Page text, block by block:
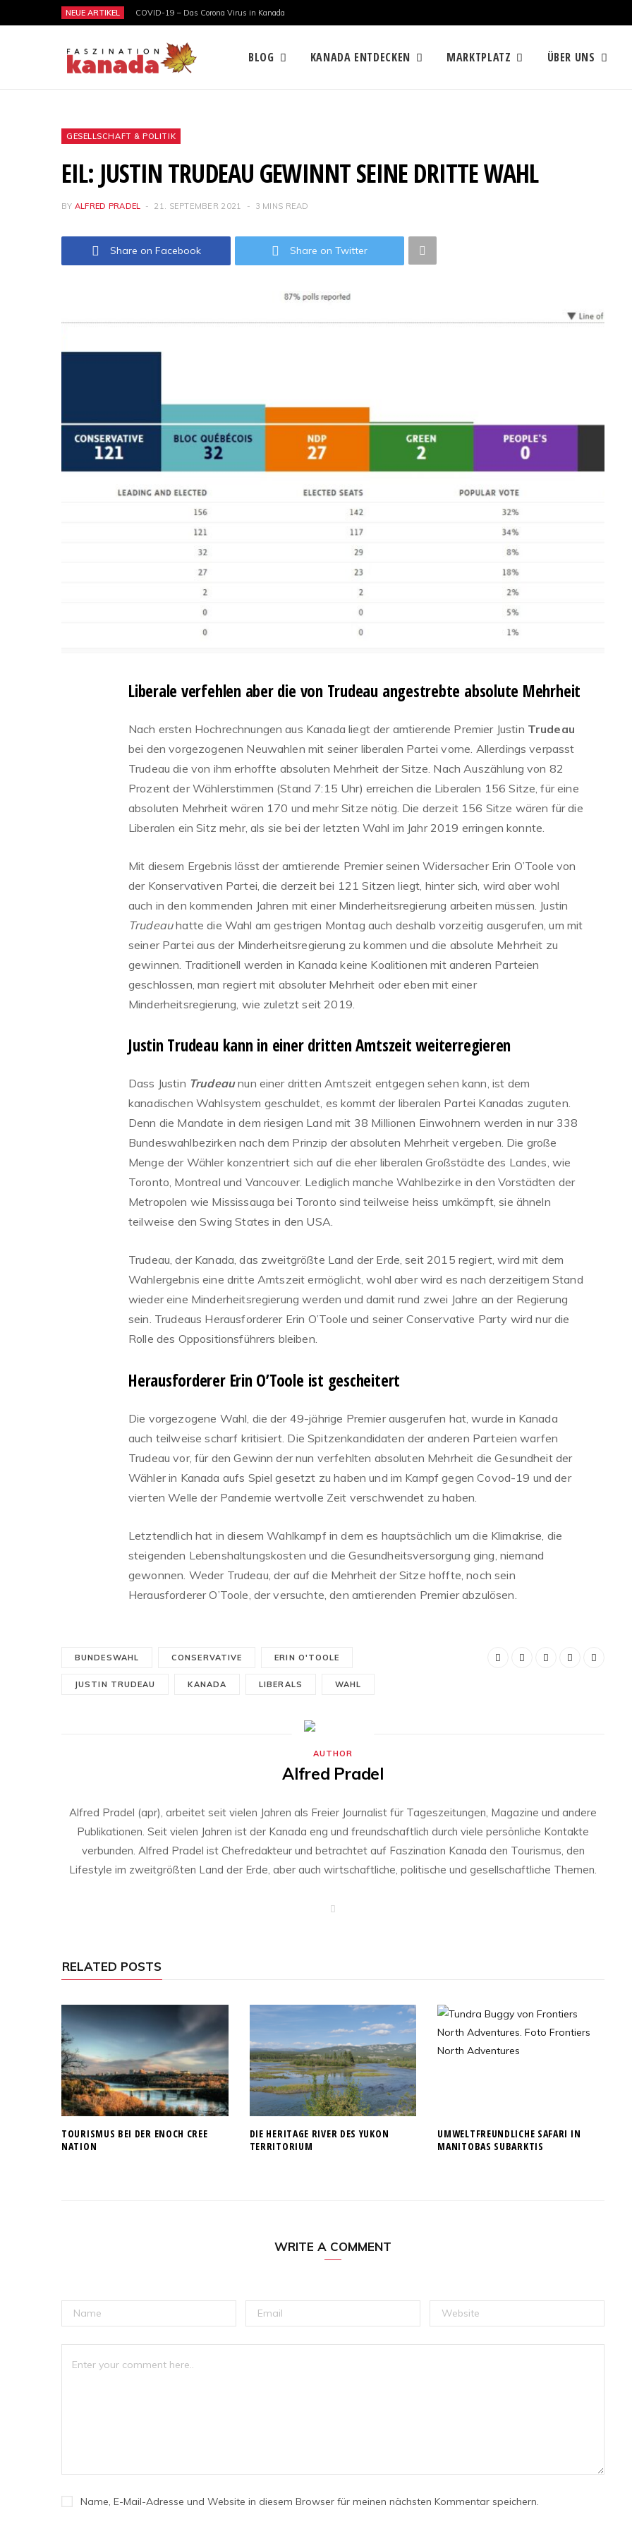
NEUE ARTIKEL COVID-19 – Das Corona Virus in Kanada
BLOG KANADA ENTDECKEN MARKTPLATZ ÜBER UNS
GESELLSCHAFT & POLITIK
EIL: JUSTIN TRUDEAU GEWINNT SEINE DRITTE WAHL
BY ALFRED PRADEL 21. SEPTEMBER 2021 3 MINS READ
Share on Facebook Share on Twitter
Liberale verfehlen aber die von Trudeau angestrebte absolute Mehrheit
Nach ersten Hochrechnungen aus Kanada liegt der amtierende Premier Justin Trudeau
bei den vorgezogenen Neuwahlen mit seiner liberalen Partei vorne. Allerdings verpasst
Trudeau die von ihm erhoffte absoluten Mehrheit der Sitze. Nach Auszählung von 82
Prozent der Wählerstimmen (Stand 7:15 Uhr) erreichen die Liberalen 156 Sitze, für eine
absoluten Mehrheit wären 170 und mehr Sitze nötig. Die derzeit 156 Sitze wären für die
Liberalen ein Sitz mehr, als sie bei der letzten Wahl im Jahr 2019 erringen konnte.
Mit diesem Ergebnis lässt der amtierende Premier seinen Widersacher Erin O’Toole von
der Konservativen Partei, die derzeit bei 121 Sitzen liegt, hinter sich, wird aber wohl
auch in den kommenden Jahren mit einer Minderheitsregierung arbeiten müssen. Justin
Trudeauhatte die Wahl am gestrigen Montag auch deshalb vorzeitig ausgerufen, um mit
seiner Partei aus der Minderheitsregierung zu kommen und die absolute Mehrheit zu
gewinnen. Traditionell werden in Kanada keine Koalitionen mit anderen Parteien
geschlossen, man regiert mit absoluter Mehrheit oder eben mit einer
Minderheitsregierung, wie zuletzt seit 2019.
Justin Trudeau kann in einer dritten Amtszeit weiterregieren
Dass Justin Trudeaunun einer dritten Amtszeit entgegen sehen kann, ist dem
kanadischen Wahlsystem geschuldet, es kommt der liberalen Partei Kanadas zuguten.
Denn die Mandate in dem riesigen Land mit 38 Millionen Einwohnern werden in nur 338
Bundeswahlbezirken nach dem Prinzip der absoluten Mehrheit vergeben. Die große
Menge der Wähler konzentriert sich auf die eher liberalen Großstädte des Landes, wie
Toronto, Montreal und Vancouver. Lediglich manche Wahlbezirke in den Vorstädten der
Metropolen wie Mississauga bei Toronto sind teilweise heiss umkämpft, sie ähneln
teilweise den Swing States in den USA.
Trudeau, der Kanada, das zweitgrößte Land der Erde, seit 2015 regiert, wird mit dem
Wahlergebnis eine dritte Amtszeit ermöglicht, wohl aber wird es nach derzeitigem Stand
wieder eine Minderheitsregierung werden und damit rund zwei Jahre an der Regierung
sein. Trudeaus Herausforderer Erin O’Toole und seiner Conservative Party wird nur die
Rolle des Oppositionsführers bleiben.
Herausforderer Erin O’Toole ist gescheitert
Die vorgezogene Wahl, die der 49-jährige Premier ausgerufen hat, wurde in Kanada
auch teilweise scharf kritisiert. Die Spitzenkandidaten der anderen Parteien warfen
Trudeau vor, für den Gewinn der nun verfehlten absoluten Mehrheit die Gesundheit der
Wähler in Kanada aufs Spiel gesetzt zu haben und im Kampf gegen Covod-19 und der
vierten Welle der Pandemie wertvolle Zeit verschwendet zu haben.
Letztendlich hat in diesem Wahlkampf in dem es hauptsächlich um die Klimakrise, die
steigenden Lebenshaltungskosten und die Gesundheitsversorgung ging, niemand
gewonnen. Weder Trudeau, der auf die Mehrheit der Sitze hoffte, noch sein
Herausforderer O’Toole, der versuchte, den amtierenden Premier abzulösen.
BUNDESWAHL CONSERVATIVE ERIN O'TOOLE
JUSTIN TRUDEAU KANADA LIBERALS WAHL
AUTHOR
Alfred Pradel
Alfred Pradel (apr), arbeitet seit vielen Jahren als Freier Journalist für Tageszeitungen, Magazine und andere
Publikationen. Seit vielen Jahren ist der Kanada eng und freundschaftlich durch viele persönliche Kontakte
verbunden. Alfred Pradel ist Chefredakteur und betrachtet auf Faszination Kanada den Tourismus, den
Lifestyle im zweitgrößten Land der Erde, aber auch wirtschaftliche, politische und gesellschaftliche Themen.
RELATED POSTS
TOURISMUS BEI DER ENOCH CREE
NATION
DIE HERITAGE RIVER DES YUKON
TERRITORIUM
UMWELTFREUNDLICHE SAFARI IN
MANITOBAS SUBARKTIS
WRITE A COMMENT
Name, E-Mail-Adresse und Website in diesem Browser für meinen nächsten Kommentar speichern.